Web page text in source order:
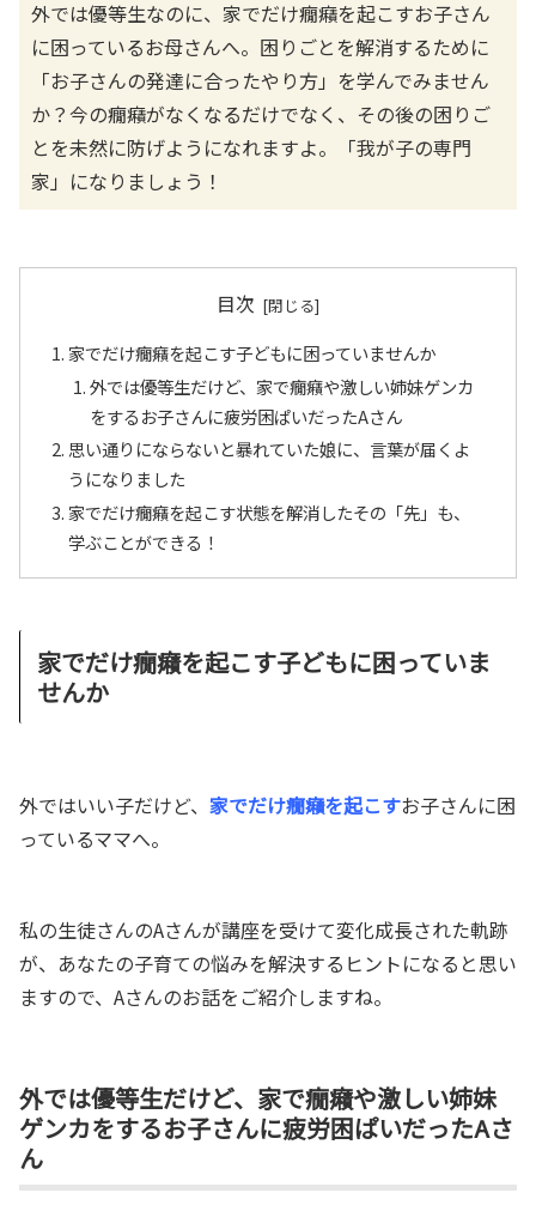
外では優等生なのに、家でだけ癇癪を起こすお子さん
に困っているお母さんへ。困りごとを解消するために
「お子さんの発達に合ったやり方」を学んでみません
か？今の癇癪がなくなるだけでなく、その後の困りご
とを未然に防げようになれますよ。「我が子の専門
家」になりましょう！
目次
家でだけ癇癪を起こす子どもに困っていませんか
外では優等生だけど、家で癇癪や激しい姉妹ゲンカ
をするお子さんに疲労困ぱいだったAさん
思い通りにならないと暴れていた娘に、言葉が届くよ
うになりました
家でだけ癇癪を起こす状態を解消したその「先」も、
学ぶことができる！
家でだけ癇癪を起こす子どもに困っていま
せんか
外ではいい子だけど、 家でだけ癇癪を起こすお子さんに困
っているママへ。
私の生徒さんのAさんが講座を受けて変化成長された軌跡
が、あなたの子育ての悩みを解決するヒントになると思い
ますので、Aさんのお話をご紹介しますね。
外では優等生だけど、家で癇癪や激しい姉妹
ゲンカをするお子さんに疲労困ぱいだったAさ
ん